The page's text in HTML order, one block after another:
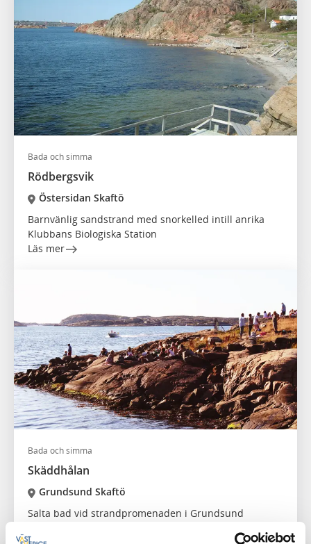
Bada och simma
Rödbergsvik
Östersidan Skaftö
Barnvänlig sandstrand med snorkelled intill anrika
Klubbans Biologiska Station
Läs mer
Bada och simma
Skäddhålan
Grundsund Skaftö
Salta bad vid strandpromenaden i Grundsund